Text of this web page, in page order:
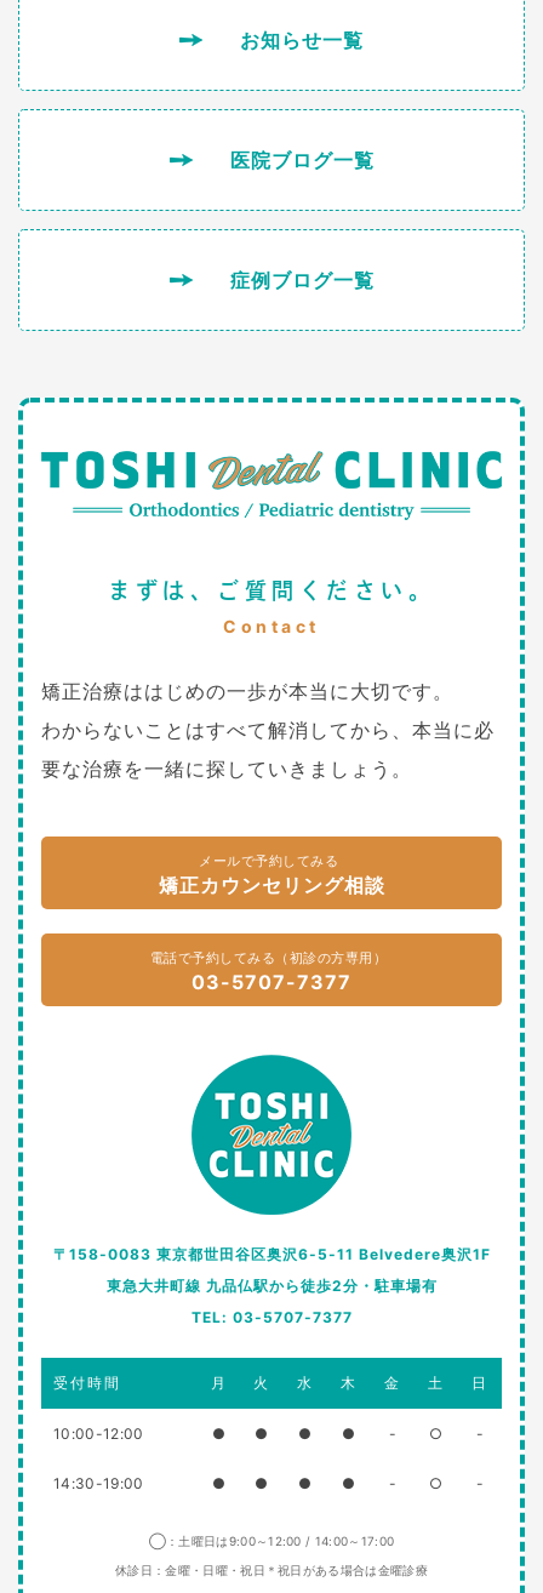
お知らせ一覧
医院ブログ一覧
症例ブログ一覧
まずは、ご質問ください。
Contact
矯正治療ははじめの一歩が本当に大切です。
わからないことはすべて解消してから、本当に必
要な治療を一緒に探していきましょう。
メールで予約してみる
矯正カウンセリング相談
電話で予約してみる（初診の方専用）
03-5707-7377
〒158-0083 東京都世田谷区奥沢6-5-11 Belvedere奥沢1F
東急大井町線 九品仏駅から徒歩2分・駐車場有
TEL: 03-5707-7377
受付時間 月 火 水 木 金 土 日
10:00-12:00 ● ● ● ● - ○ -
14:30-19:00 ● ● ● ● - ○ -
◯：土曜日は9:00～12:00 / 14:00～17:00
休診日：金曜・日曜・祝日＊祝日がある場合は金曜診療